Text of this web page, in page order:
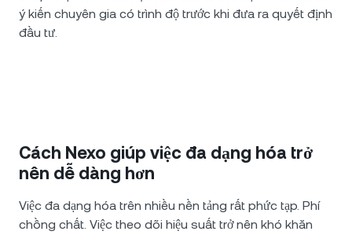
ý kiến chuyên gia có trình độ trước khi đưa ra quyết định
đầu tư.
Cách Nexo giúp việc đa dạng hóa trở
nên dễ dàng hơn
Việc đa dạng hóa trên nhiều nền tảng rất phức tạp. Phí
chồng chất. Việc theo dõi hiệu suất trở nên khó khăn